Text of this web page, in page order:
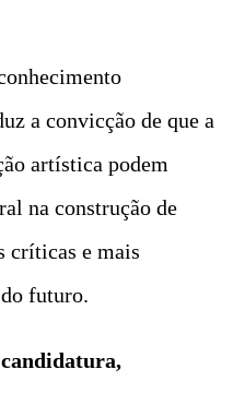
a convicção de que a
artística podem
na construção de
críticas e mais
futuro.